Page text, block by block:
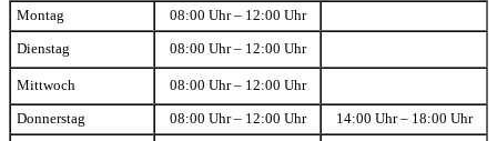
Montag 08:00 Uhr – 12:00 Uhr
Dienstag 08:00 Uhr – 12:00 Uhr
Mittwoch 08:00 Uhr – 12:00 Uhr
Donnerstag 08:00 Uhr – 12:00 Uhr 14:00 Uhr – 18:00 Uhr